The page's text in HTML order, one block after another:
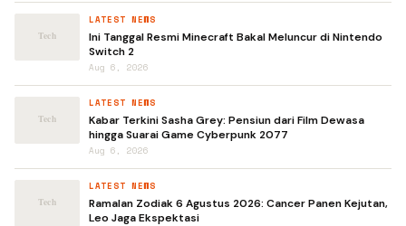
LATEST NEWS
Ini Tanggal Resmi Minecraft Bakal Meluncur di Nintendo
Switch 2
Aug 6, 2026
LATEST NEWS
Kabar Terkini Sasha Grey: Pensiun dari Film Dewasa
hingga Suarai Game Cyberpunk 2077
Aug 6, 2026
LATEST NEWS
Ramalan Zodiak 6 Agustus 2026: Cancer Panen Kejutan,
Leo Jaga Ekspektasi